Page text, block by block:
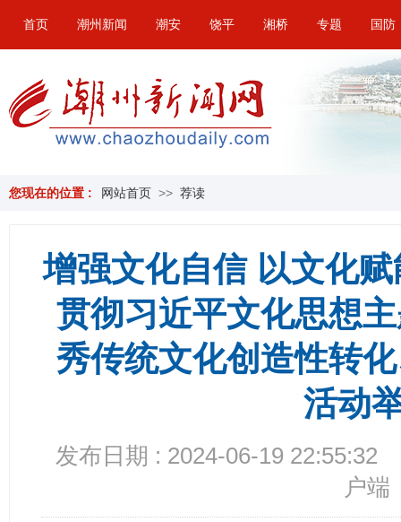
首页 潮州新闻 潮安 饶平 湘桥 专题 国防
您现在的位置 : 网站首页 >> 荐读
增强文化自信 以文化
贯彻习近平文化思想
秀传统文化创造性转
活动
发布日期 : 2024-06-19 22:55:32
户端